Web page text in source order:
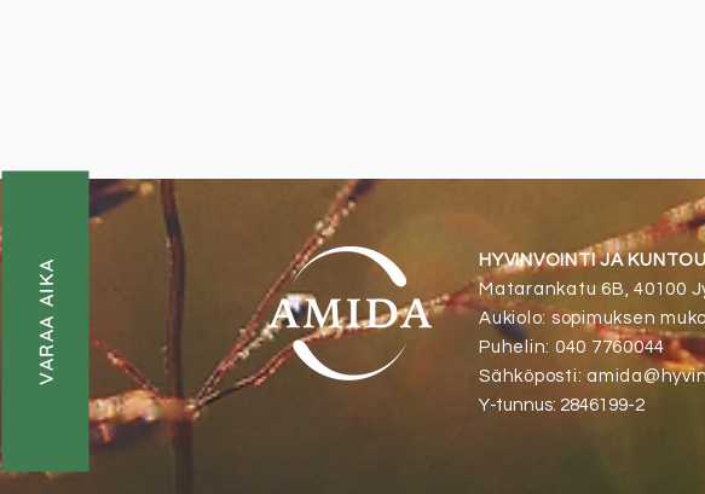
VARAA AIKA HYVINVOINTI JA
Matarankatu 6B, 40100
Aukiolo: sopimuksen
Puhelin: 040 7760044
Sähköposti:
Y-tunnus: 2846199-2